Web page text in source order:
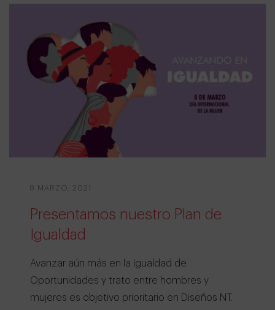
8 MARZO, 2021
Presentamos nuestro Plan de
Igualdad
Avanzar aún más en la Igualdad de
Oportunidades y trato entre hombres y
mujeres es objetivo prioritario en Diseños NT.